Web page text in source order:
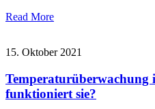
Read More
15. Oktober 2021
Temperaturüberwachung
funktioniert sie?